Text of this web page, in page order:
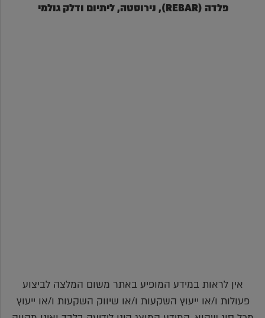
פלדה (REBAR), נירוסטה, ליתיום ודלק גולמי
אין לראות במידע המופיע באתר משום המלצה לביצוע
פעולות ו/או ייעוץ השקעות ו/או שיווק השקעות ו/או ייעוץ